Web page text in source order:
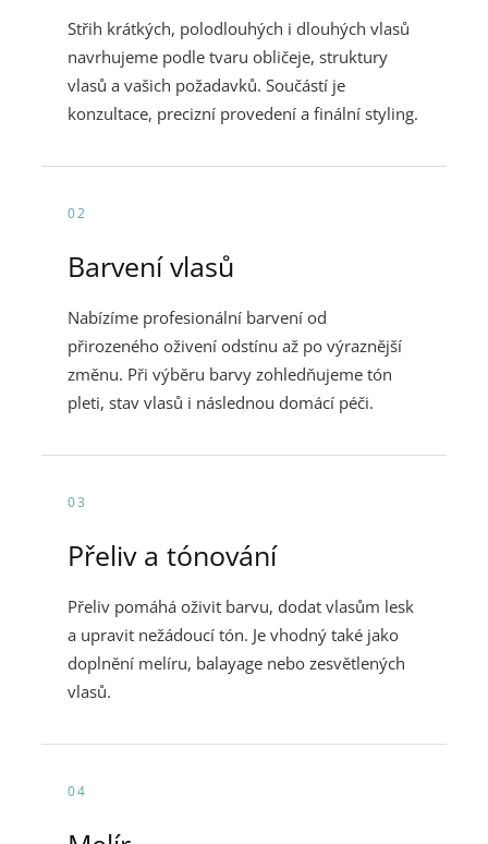
Střih krátkých, polodlouhých i dlouhých vlasů
navrhujeme podle tvaru obličeje, struktury
vlasů a vašich požadavků. Součástí je
konzultace, precizní provedení a finální styling.
02
Barvení vlasů
Nabízíme profesionální barvení od
přirozeného oživení odstínu až po výraznější
změnu. Při výběru barvy zohledňujeme tón
pleti, stav vlasů i následnou domácí péči.
03
Přeliv a tónování
Přeliv pomáhá oživit barvu, dodat vlasům lesk
a upravit nežádoucí tón. Je vhodný také jako
doplnění melíru, balayage nebo zesvětlených
vlasů.
04